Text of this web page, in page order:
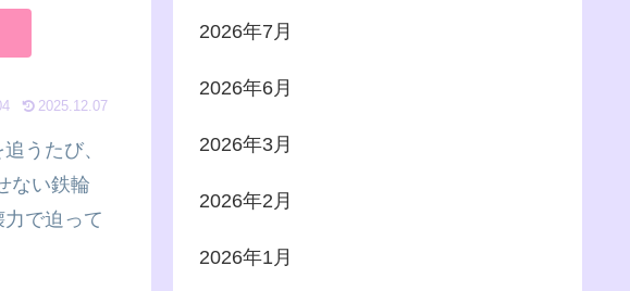
2025.12.07
うたび、
ない鉄輪
で迫って
2026年7月
2026年6月
2026年3月
2026年2月
2026年1月